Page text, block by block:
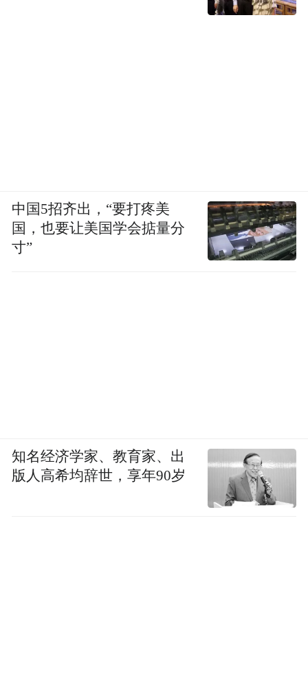
中国5招齐出，“要打疼美
国，也要让美国学会掂量分
寸”
知名经济学家、教育家、出
版人高希均辞世，享年90岁